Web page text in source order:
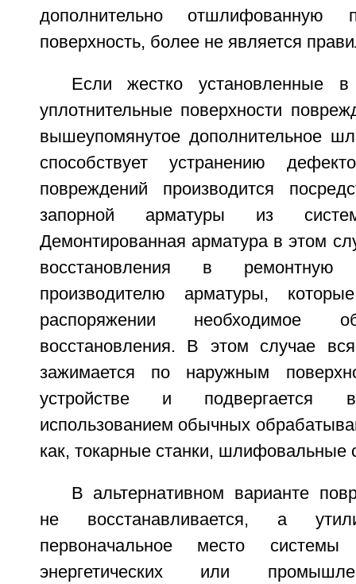
дополнительно отшлифованную
поверхность, более не является
Если жестко установленные
уплотнительные поверхности
вышеупомянутое дополнительное
способствует устранению
повреждений производится
запорной арматуры из
Демонтированная арматура в этом
восстановления в
производителю арматуры,
распоряжении необходимое
восстановления. В этом случае
зажимается по наружным
устройстве и подвергается
использованием обычных
как, токарные станки, шлифовальные
В альтернативном варианте
не восстанавливается, а
первоначальное место
энергетических или